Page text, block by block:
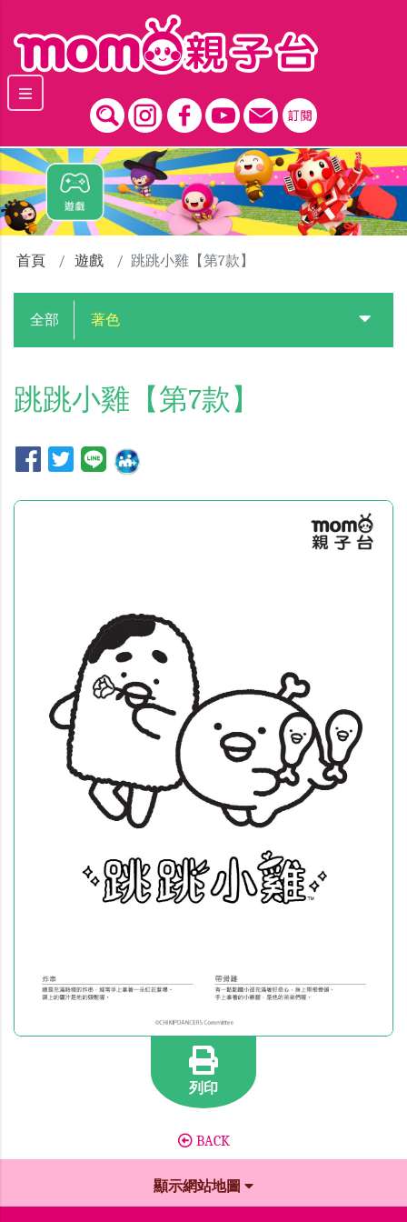
首頁 遊戲 跳跳小雞【第7款】
全部 著色
跳跳小雞【第7款】
列印
BACK
顯示網站地圖